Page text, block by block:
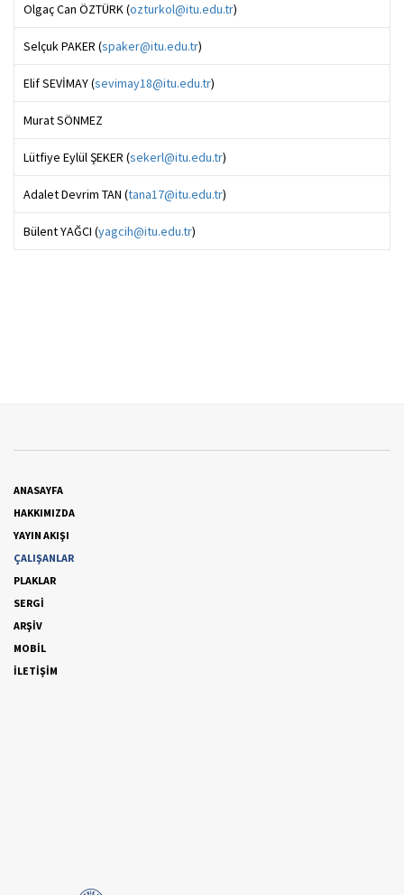
Olgaç Can ÖZTÜRK (ozturkol@itu.edu.tr)
Selçuk PAKER (spaker@itu.edu.tr)
Elif SEVİMAY (sevimay18@itu.edu.tr)
Murat SÖNMEZ
Lütfiye Eylül ŞEKER (sekerl@itu.edu.tr)
Adalet Devrim TAN (tana17@itu.edu.tr)
Bülent YAĞCI (yagcih@itu.edu.tr)
ANASAYFA
HAKKIMIZDA
YAYIN AKIŞI
ÇALIŞANLAR
PLAKLAR
SERGİ
ARŞİV
MOBİL
İLETİŞİM